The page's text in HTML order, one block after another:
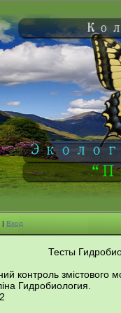
| Вход
Тесты
контроль змістового
Гидробиология.